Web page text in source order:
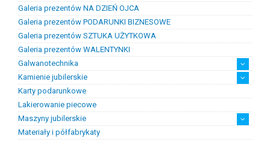
Galeria prezentów NA DZIEŃ OJCA
Galeria prezentów PODARUNKI BIZNESOWE
Galeria prezentów SZTUKA UŻYTKOWA
Galeria prezentów WALENTYNKI
Galwanotechnika
kąpiele
osprzęt
Kamienie jubilerskie
Bursztyn
Kamienie jubilersko-ozdobne
Kamienie syntetyczne
Kamienie szlachetne
Karty podarunkowe
Lakierowanie piecowe
Maszyny jubilerskie
diamenciarki, tokarki itp
inne
linia odlewnicza
maszyny do bursztynu
myjki ultradżwiękowe
polerowanie, szlifowanie
silniki jubilerskie
walcarki, prasy itp
Materiały i półfabrykaty